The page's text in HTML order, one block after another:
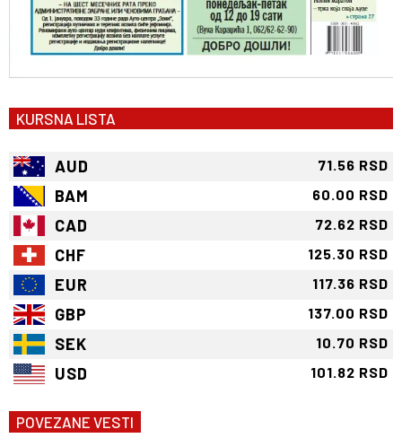
KURSNA LISTA
AUD 71.56 RSD
BAM 60.00 RSD
CAD 72.62 RSD
CHF 125.30 RSD
EUR 117.36 RSD
GBP 137.00 RSD
SEK 10.70 RSD
USD 101.82 RSD
POVEZANE VESTI